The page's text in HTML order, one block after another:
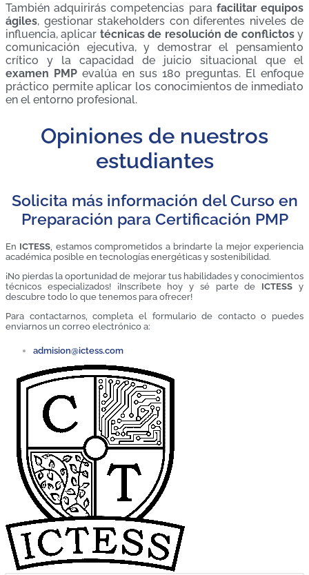
También adquirirás competencias para facilitar equipos
ágiles, gestionar stakeholders con diferentes niveles de
influencia, aplicar técnicas de resolución de conflictosy
comunicación ejecutiva, y demostrar el pensamiento
crítico y la capacidad de juicio situacional que el
examen PMP evalúa en sus 180 preguntas. El enfoque
práctico permite aplicar los conocimientos de inmediato
en el entorno profesional.
Opiniones de nuestros
estudiantes
Solicita más información del Curso en
Preparación para Certificación PMP
En ICTESS, estamos comprometidos a brindarte la mejor experiencia
académica posible en tecnologías energéticas y sostenibilidad.
¡No pierdas la oportunidad de mejorar tus habilidades y conocimientos
técnicos especializados! ¡Inscríbete hoy y sé parte de ICTESS y
descubre todo lo que tenemos para ofrecer!
Para contactarnos, completa el formulario de contacto o puedes
enviarnos un correo electrónico a:
admision@ictess.com